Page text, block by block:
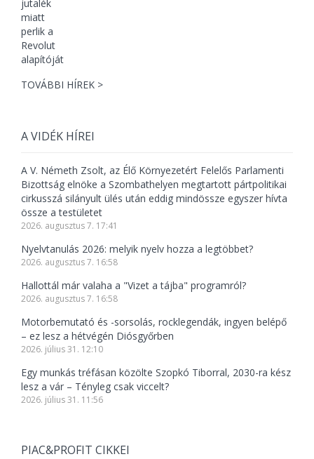
TOVÁBBI HÍREK >
A VIDÉK HÍREI
A V. Németh Zsolt, az Élő Környezetért Felelős Parlamenti
Bizottság elnöke a Szombathelyen megtartott pártpolitikai
cirkusszá silányult ülés után eddig mindössze egyszer hívta
össze a testületet
2026. augusztus 7. 17:41
Nyelvtanulás 2026: melyik nyelv hozza a legtöbbet?
2026. augusztus 7. 16:58
Hallottál már valaha a "Vizet a tájba" programról?
2026. augusztus 7. 16:58
Motorbemutató és -sorsolás, rocklegendák, ingyen belépő
– ez lesz a hétvégén Diósgyőrben
2026. július 31. 12:10
Egy munkás tréfásan közölte Szopkó Tiborral, 2030-ra kész
lesz a vár – Tényleg csak viccelt?
2026. július 31. 11:56
PIAC&PROFIT CIKKEI